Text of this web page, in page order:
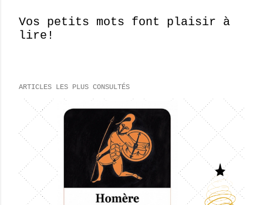
E
g
t
r
Vos petits mots font plaisir à
lire!
ARTICLES LES PLUS CONSULTÉS